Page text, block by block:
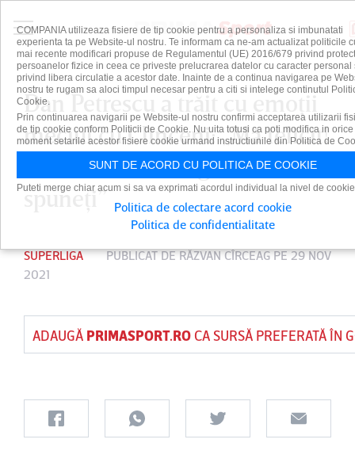
Dan Petrescu a trăit cu emoţii
meciul cu Clinceni: „Mă felicit!
Meciul a fost mai greu decât
spuneţi”
SUPERLIGA PUBLICAT DERĂZVAN CÎRCEAGPE 29 NOV
2021
ADAUGĂ PRIMASPORT.ROCA SURSĂ PREFERATĂ ÎN
COMPANIA utilizeaza fisiere de tip cookie pentru a personaliza si imbunatati
experienta ta pe Website-ul nostru. Te informam ca ne-am actualizat politicile
mai recente modificari propuse de Regulamentul (UE) 2016/679 privind
persoanelor fizice in ceea ce priveste prelucrarea datelor cu caracter personal
privind libera circulatie a acestor date. Inainte de a continua navigarea pe
nostru te rugam sa aloci timpul necesar pentru a citi si intelege continutul
Cookie.
Prin continuarea navigarii pe Website-ul nostru confirmi acceptarea utilizarii
de tip cookie conform Politicii de Cookie. Nu uita totusi ca poti modifica in orice
moment setarile acestor fisiere cookie urmand instructiunile din Politica de
SUNT DE ACORD CU POLITICA DE COOKIE
Puteti merge chiar acum si sa va exprimati acordul individual la nivel de
Politica de colectare acord cookie
Politica de confidentialitate